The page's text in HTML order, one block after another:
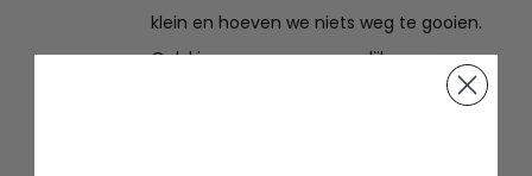
klein en hoeven we niets weg te gooien.
Ook kiezen we waar mogelijk voor